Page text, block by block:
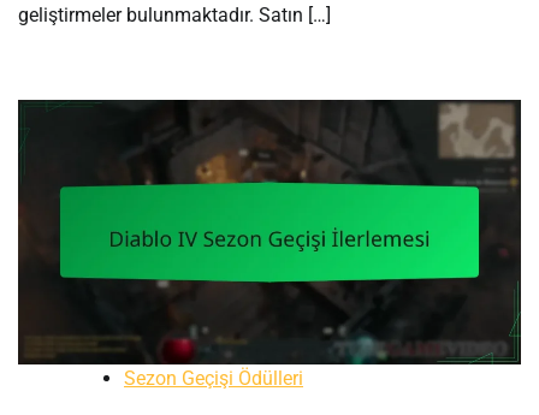
geliştirmeler bulunmaktadır. Satın […]
Sezon Geçişi Ödülleri